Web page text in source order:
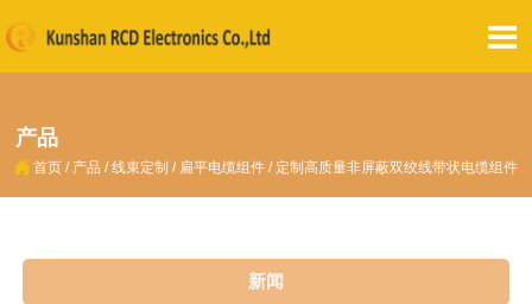

产品
 首页 / 产品 /线束定制 / 扁平电缆组件 / 定制高质量非屏蔽双绞线带状电缆组件
新闻